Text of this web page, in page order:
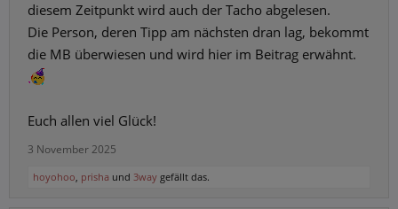
diesem Zeitpunkt wird auch der Tacho abgelesen.
Die Person, deren Tipp am nächsten dran lag, bekommt
die MB überwiesen und wird hier im Beitrag erwähnt.
Euch allen viel Glück!
3 November 2025
hoyohoo, prisha und 3way gefällt das.